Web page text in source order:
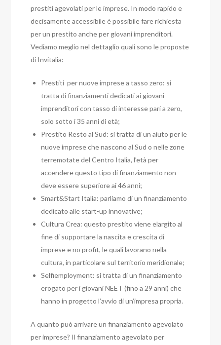
prestiti agevolati per le imprese. In modo rapido e
decisamente accessibile è possibile fare richiesta
per un prestito anche per giovani imprenditori.
Vediamo meglio nel dettaglio quali sono le proposte
di Invitalia:
Prestiti per nuove imprese a tasso zero: si
tratta di finanziamenti dedicati ai giovani
imprenditori con tasso di interesse pari a zero,
solo sotto i 35 anni di età;
Prestito Resto al Sud: si tratta di un aiuto per le
nuove imprese che nascono al Sud o nelle zone
terremotate del Centro Italia, l’età per
accendere questo tipo di finanziamento non
deve essere superiore ai 46 anni;
Smart&Start Italia: parliamo di un finanziamento
dedicato alle start-up innovative;
Cultura Crea: questo prestito viene elargito al
fine di supportare la nascita e crescita di
imprese e no profit, le quali lavorano nella
cultura, in particolare sul territorio meridionale;
Selfiemployment: si tratta di un finanziamento
erogato per i giovani NEET (fino a 29 anni) che
hanno in progetto l’avvio di un’impresa propria.
A quanto può arrivare un finanziamento agevolato
per imprese? Il finanziamento agevolato per